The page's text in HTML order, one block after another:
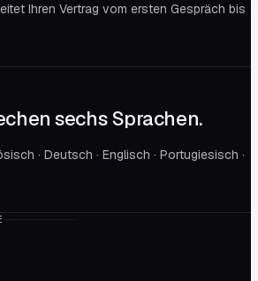
Ihren Vertrag vom ersten Gespräch bis
sechs Sprachen.
· Deutsch · Englisch · Portugiesisch ·